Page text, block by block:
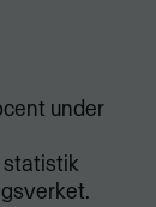
under
statistik